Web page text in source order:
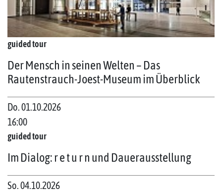
guided tour
Der Mensch in seinen Welten – Das
Rautenstrauch-Joest-Museum im Überblick
Do. 01.10.2026
16:00
guided tour
Im Dialog: r e t u r n und Dauerausstellung
So. 04.10.2026